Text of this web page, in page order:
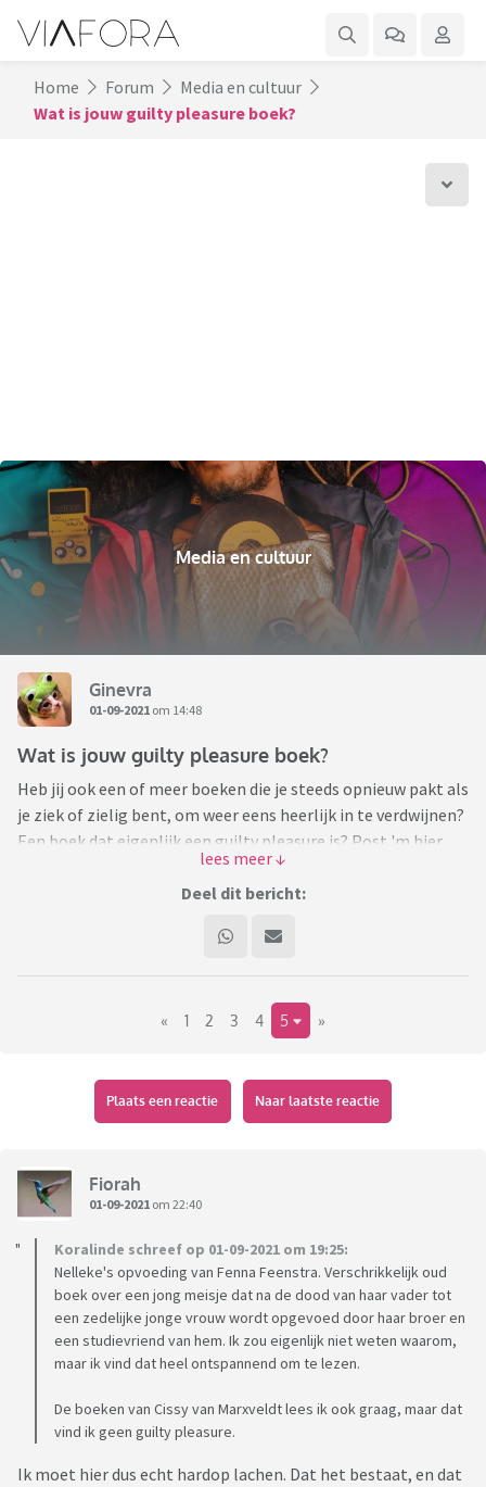
Home Forum
Media en cultuur
Wat is jouw guilty pleasure boek?
Media en cultuur
Ginevra
01-09-2021 om 14:48
Wat is jouw guilty pleasure boek?
Heb jij ook een of meer boeken die je steeds opnieuw pakt als
je ziek of zielig bent, om weer eens heerlijk in te verdwijnen?
Een boek dat eigenlijk een guilty pleasure is? Post 'm hier
om anderen te inspireren voor nieuwe guilty pleasures
leg kort uit wat voor boek het is, waar het over gaat
- leg uit waarom het een guilty pleasure is, dus waarom het
eigenlijk niet cultureel verantwoord, maar toch zo lekker is.
Schoolidyllen van Top Naeff. Het is een boek geschreven en
zich afspelend rond 1900, over de belevenissen van een
uiteindelijk uit op zielig drama met een tragisch sterfgeval.
Guilty pleasure want schoolmeisjesbelevenissen zijn
natuurlijk niet heel erg literair interessant, bakvissengedoe
en zo. Maar het tragische einde is wel zó tragisch beschreven
dat het elke keer weer snotteren is. Geen enkel ander boek
waar ik elke keer zó om moet janken
Dus, wat zijn jullie lees-guilty pleasures?
Deel dit bericht:
« 1 2 3 4 5 »
Plaats een reactie Naar laatste reactie
Fiorah
01-09-2021 om 22:40
Koralinde schreef op 01-09-2021 om 19:25:
Nelleke's opvoeding van Fenna Feenstra. Verschrikkelijk oud
boek over een jong meisje dat na de dood van haar vader tot
een zedelijke jonge vrouw wordt opgevoed door haar broer en
een studievriend van hem. Ik zou eigenlijk niet weten waarom,
maar ik vind dat heel ontspannend om te lezen.
De boeken van Cissy van Marxveldt lees ik ook graag, maar dat
vind ik geen guilty pleasure.
Ik moet hier dus echt hardop lachen. Dat het bestaat, en dat